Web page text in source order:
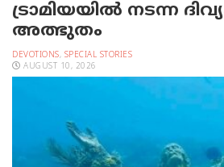
ട്രാമിയയില്‍ നടന്ന
അത്ഭുതം
DEVOTIONS, SPECIAL STORIES
AUGUST 10, 2026